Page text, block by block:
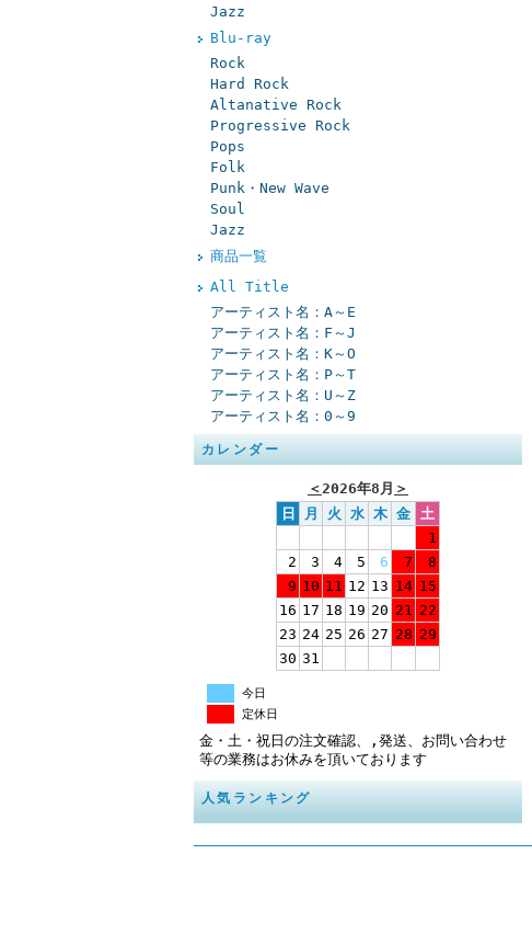
Jazz
Blu-ray
Rock
Hard Rock
Altanative Rock
Progressive Rock
Pops
Folk
Punk・New Wave
Soul
Jazz
商品一覧
All Title
アーティスト名：A～E
アーティスト名：F～J
アーティスト名：K～O
アーティスト名：P～T
アーティスト名：U～Z
アーティスト名：0～9
カレンダー
＜2026年8月 ＞
日
月 火 水 木 金 土
1
2
3 4 5 6 7
8
9 10 11 12 13 14 15
16 17 18 19 20 21 22
23 24 25 26 27 28 29
30 31
今日
定休日
金・土・祝日の注文確認、,発送、お問い合わせ
等の業務はお休みを頂いております
人気ランキング